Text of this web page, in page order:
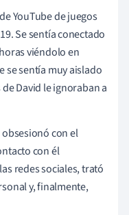
YouTube de juegos
Se sentía conectado
viéndolo en
se sentía muy aislado
David le ignoraban a
obsesionó con el
con él
redes sociales, trató
y, finalmente,